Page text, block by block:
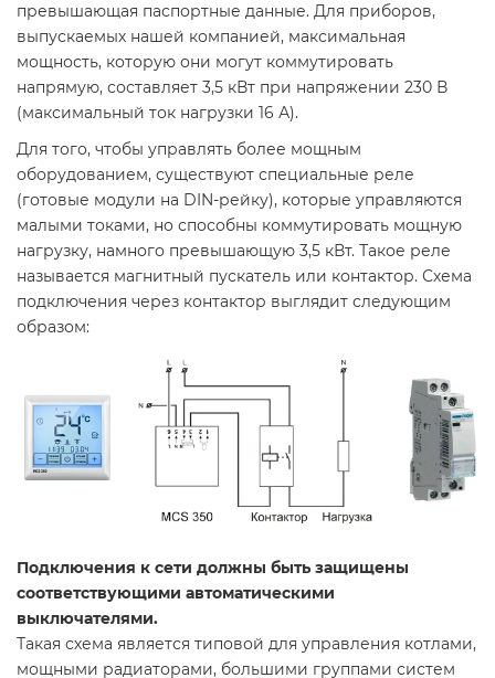
превышающая паспортные данные. Для приборов,
выпускаемых нашей компанией, максимальная
мощность, которую они могут коммутировать
напрямую, составляет 3,5 кВт при напряжении 230 В
(максимальный ток нагрузки 16 А).
Для того, чтобы управлять более мощным
оборудованием, существуют специальные реле
(готовые модули на DIN-рейку), которые управляются
малыми токами, но способны коммутировать мощную
нагрузку, намного превышающую 3,5 кВт. Такое реле
называется магнитный пускатель или контактор. Схема
подключения через контактор выглядит следующим
образом:
Подключения к сети должны быть защищены
соответствующими автоматическими
выключателями.
Такая схема является типовой для управления котлами,
мощными радиаторами, большими группами систем